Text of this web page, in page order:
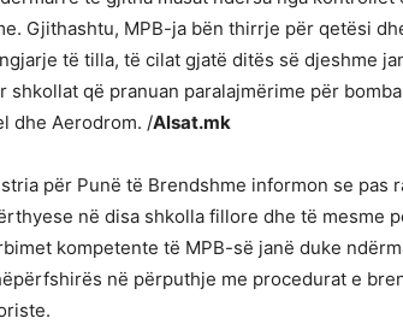
Gjithashtu, MPB-ja bën thirrje për qetësi
të tilla, të cilat gjatë ditës së djeshme
shkollat që pranuan paralajmërime për
dhe Aerodrom. /Alsat.mk
për Punë të Brendshme informon se pas
në disa shkolla fillore dhe të mesme
kompetente të MPB-së janë duke
në përputhje me procedurat e